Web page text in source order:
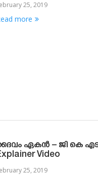
25, 2019
more
ഏകന്‍ – ജി കെ
Video
25, 2019